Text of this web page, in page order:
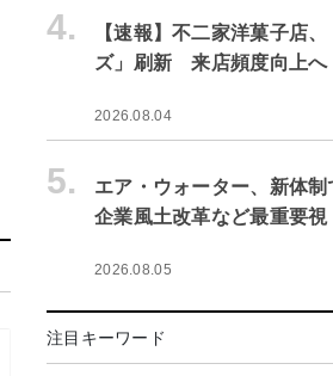
4.
【速報】不二家洋菓子店
ズ」刷新 来店頻度向上へ
2026.08.04
5.
エア・ウォーター、新体
企業風土改革など最重要視
2026.08.05
注目キーワード